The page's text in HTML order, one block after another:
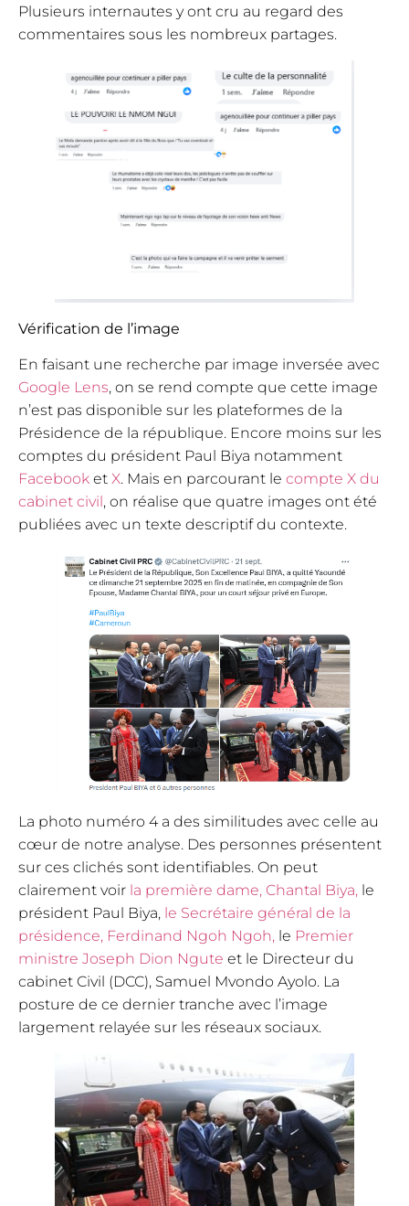
Plusieurs internautes y ont cru au regard des
commentaires sous les nombreux partages.
Vérification de l’image
En faisant une recherche par image inversée avec
Google Lens, on se rend compte que cette image
n’est pas disponible sur les plateformes de la
Présidence de la république. Encore moins sur les
comptes du président Paul Biya notamment
Facebook et X. Mais en parcourant le compte X du
cabinet civil, on réalise que quatre images ont été
publiées avec un texte descriptif du contexte.
La photo numéro 4 a des similitudes avec celle au
cœur de notre analyse. Des personnes présentent
sur ces clichés sont identifiables. On peut
clairement voir la première dame, Chantal Biya, le
président Paul Biya, le Secrétaire général de la
présidence, Ferdinand Ngoh Ngoh, le Premier
ministre Joseph Dion Ngute et le Directeur du
cabinet Civil (DCC), Samuel Mvondo Ayolo. La
posture de ce dernier tranche avec l’image
largement relayée sur les réseaux sociaux.